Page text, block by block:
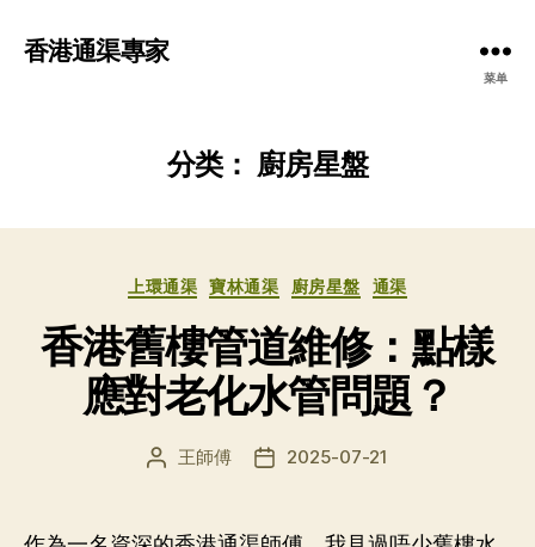
香港通渠專家
菜单
分类： 廚房星盤
分
上環通渠 寶林通渠 廚房星盤 通渠
香港舊樓管道維修：點樣
應對老化水管問題？
文
者
王師傅
发
期
2025-07-21